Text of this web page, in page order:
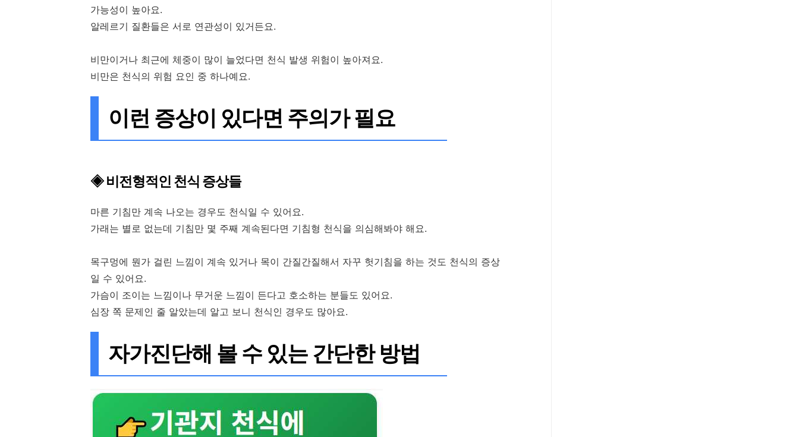
가능성이 높아요.
알레르기 질환들은 서로 연관성이 있거든요.
비만이거나 최근에 체중이 많이 늘었다면 천식 발생 위험이 높아져요.
비만은 천식의 위험 요인 중 하나예요.
이런 증상이 있다면 주의가 필요
◈ 비전형적인 천식 증상들
마른 기침만 계속 나오는 경우도 천식일 수 있어요.
가래는 별로 없는데 기침만 몇 주째 계속된다면 기침형 천식을 의심해봐야 해요.
목구멍에 뭔가 걸린 느낌이 계속 있거나 목이 간질간질해서 자꾸 헛기침을 하는 것도 천식의 증상
일 수 있어요.
가슴이 조이는 느낌이나 무거운 느낌이 든다고 호소하는 분들도 있어요.
심장 쪽 문제인 줄 알았는데 알고 보니 천식인 경우도 많아요.
자가진단해 볼 수 있는 간단한 방법